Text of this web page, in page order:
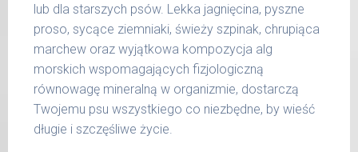
35 kg
36 -
50 kg
1000 g
51 -
65 kg
1200 g
Podane liczby są wartościami orientacyjnymi.
lub dla starszych psów. Lekka jagnięcina, pyszne
proso, sycące ziemniaki, świeży szpinak, chrupiąca
marchew oraz wyjątkowa kompozycja alg
morskich wspomagających fizjologiczną
równowagę mineralną w organizmie, dostarczą
Twojemu psu wszystkiego co niezbędne, by wieść
długie i szczęśliwe życie.